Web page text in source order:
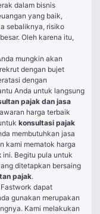
dalam bisnis
yang baik,
sebaliknya, risiko
Oleh karena itu,
mungkin akan
dengan bujet
dengan
Anda untuk langsung
pajak dan jasa
harga terbaik
konsultasi pajak
kami mematok harga
ditetapkan bersaing
pajak.
dapat
gunakan merupakan
Kami melakukan